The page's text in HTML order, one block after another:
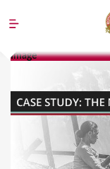
o
u
Image